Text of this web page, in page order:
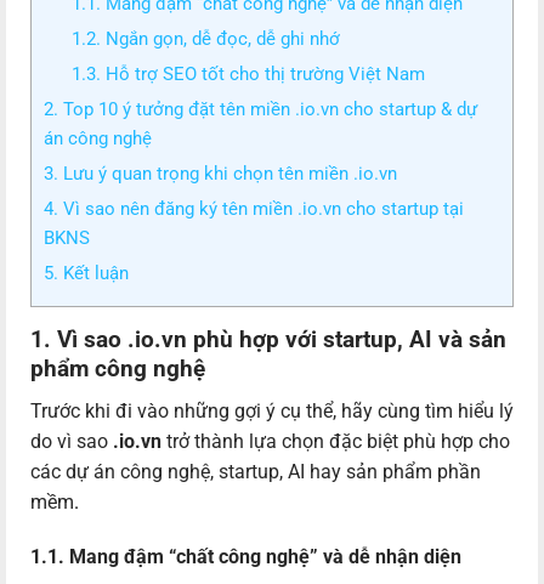
1.2. Ngắn gọn, dễ đọc, dễ ghi nhớ
1.3. Hỗ trợ SEO tốt cho thị trường Việt Nam
2. Top 10 ý tưởng đặt tên miền .io.vn cho startup & dự
án công nghệ
3. Lưu ý quan trọng khi chọn tên miền .io.vn
4. Vì sao nên đăng ký tên miền .io.vn cho startup tại
BKNS
5. Kết luận
1. Vì sao .io.vn phù hợp với startup, AI và sản
phẩm công nghệ
Trước khi đi vào những gợi ý cụ thể, hãy cùng tìm hiểu lý
do vì sao .io.vn trở thành lựa chọn đặc biệt phù hợp cho
các dự án công nghệ, startup, AI hay sản phẩm phần
mềm.
1.1. Mang đậm “chất công nghệ” và dễ nhận diện